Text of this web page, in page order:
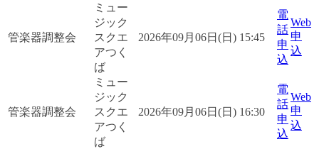
管楽器調整会
ミュー
ジック
スクエ
アつく
ば
2026年09月06日(日) 15:45
電
話
申
込
Web
申
込
管楽器調整会
ミュー
ジック
スクエ
アつく
ば
2026年09月06日(日) 16:30
電
話
申
込
Web
申
込